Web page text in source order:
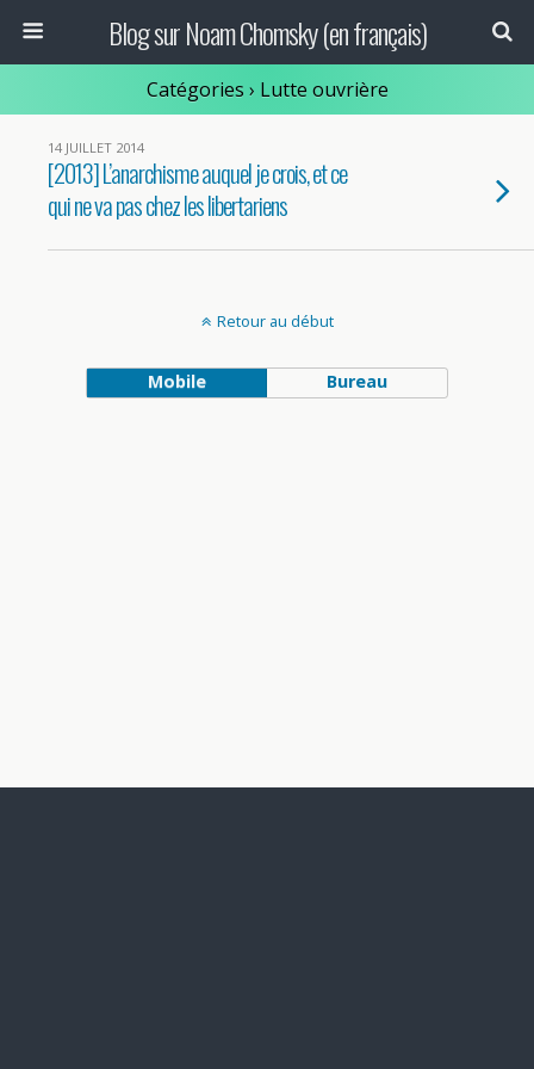
Blog sur Noam Chomsky (en français)
Catégories › Lutte ouvrière
14 JUILLET 2014
[2013] L’anarchisme auquel je crois, et ce
qui ne va pas chez les libertariens
Retour au début
Mobile Bureau